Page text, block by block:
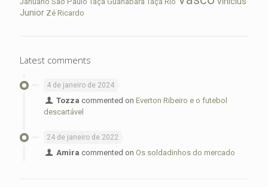
Junior Zé Ricardo
Latest comments
4 de janeiro de 2024
Tozza commented onEverton Ribeiro e o futebol
descartável
24 de janeiro de 2022
Amira commented onOs soldadinhos do mercado